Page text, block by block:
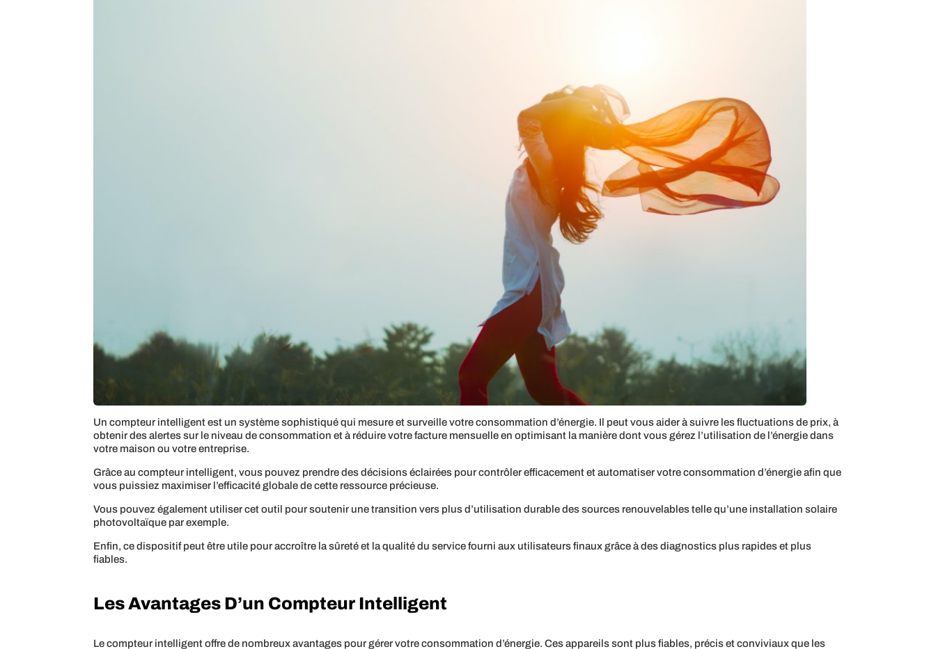
Un compteur intelligent est un système sophistiqué qui mesure et surveille votre consommation d’énergie. Il peut vous aider à suivre les fluctuations de prix, à
obtenir des alertes sur le niveau de consommation et à réduire votre facture mensuelle en optimisant la manière dont vous gérez l’utilisation de l’énergie dans
votre maison ou votre entreprise.
Grâce au compteur intelligent, vous pouvez prendre des décisions éclairées pour contrôler efficacement et automatiser votre consommation d’énergie afin que
vous puissiez maximiser l’efficacité globale de cette ressource précieuse.
Vous pouvez également utiliser cet outil pour soutenir une transition vers plus d’utilisation durable des sources renouvelables telle qu’une installation solaire
photovoltaïque par exemple.
Enfin, ce dispositif peut être utile pour accroître la sûreté et la qualité du service fourni aux utilisateurs finaux grâce à des diagnostics plus rapides et plus
fiables.
Les Avantages D’un Compteur Intelligent
Le compteur intelligent offre de nombreux avantages pour gérer votre consommation d’énergie. Ces appareils sont plus fiables, précis et conviviaux que les